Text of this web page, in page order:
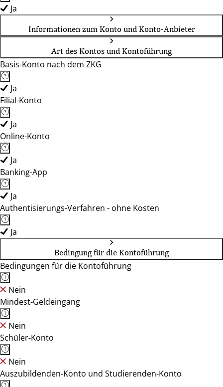
Ja
Informationen zum Konto und Konto-Anbieter
Art des Kontos und Kontoführung
Basis-Konto nach dem ZKG
Ja
Filial-Konto
Ja
Online-Konto
Ja
Banking-App
Ja
Authentisierungs-Verfahren - ohne Kosten
Ja
Bedingung für die Kontoführung
Bedingungen für die Kontoführung
Nein
Mindest-Geldeingang
Nein
Schüler-Konto
Nein
Auszubildenden-Konto und Studierenden-Konto